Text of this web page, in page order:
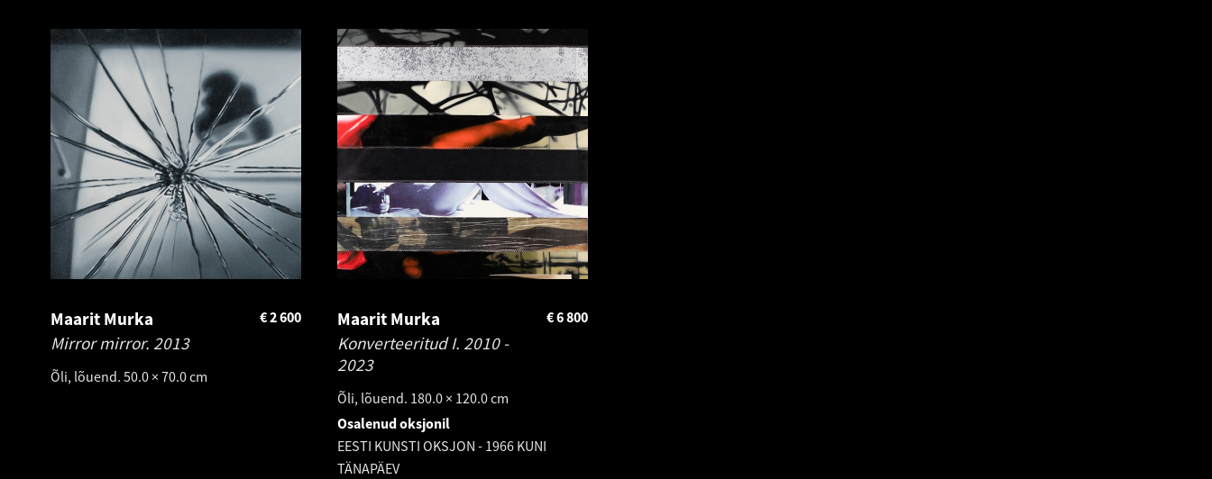
Maarit Murka
Mirror mirror. 2013
Õli, lõuend. 50.0 × 70.0 cm
2 600
€
Maarit Murka
Konverteeritud I. 2010 -
2023
Õli, lõuend. 180.0 × 120.0 cm
6 800
€
Osalenud oksjonil
EESTI KUNSTI OKSJON - 1966 KUNI
TÄNAPÄEV